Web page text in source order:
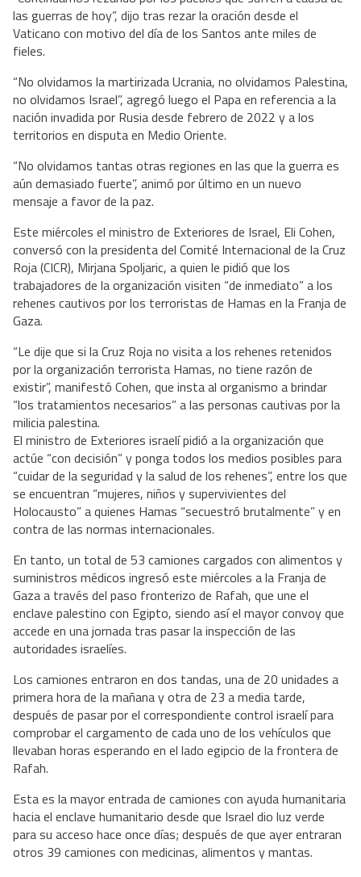
las guerras de hoy”, dijo tras rezar la oración desde el
Vaticano con motivo del día de los Santos ante miles de
fieles.
“No olvidamos la martirizada Ucrania, no olvidamos Palestina,
no olvidamos Israel”, agregó luego el Papa en referencia a la
nación invadida por Rusia desde febrero de 2022 y a los
territorios en disputa en Medio Oriente.
“No olvidamos tantas otras regiones en las que la guerra es
aún demasiado fuerte”, animó por último en un nuevo
mensaje a favor de la paz.
Este miércoles el ministro de Exteriores de Israel, Eli Cohen,
conversó con la presidenta del Comité Internacional de la Cruz
Roja (CICR), Mirjana Spoljaric, a quien le pidió que los
trabajadores de la organización visiten “de inmediato” a los
rehenes cautivos por los terroristas de Hamas en la Franja de
Gaza.
“Le dije que si la Cruz Roja no visita a los rehenes retenidos
por la organización terrorista Hamas, no tiene razón de
existir”, manifestó Cohen, que insta al organismo a brindar
“los tratamientos necesarios” a las personas cautivas por la
milicia palestina.
El ministro de Exteriores israelí pidió a la organización que
actúe “con decisión” y ponga todos los medios posibles para
“cuidar de la seguridad y la salud de los rehenes”, entre los que
se encuentran “mujeres, niños y supervivientes del
Holocausto” a quienes Hamas “secuestró brutalmente” y en
contra de las normas internacionales.
En tanto, un total de 53 camiones cargados con alimentos y
suministros médicos ingresó este miércoles a la Franja de
Gaza a través del paso fronterizo de Rafah, que une el
enclave palestino con Egipto, siendo así el mayor convoy que
accede en una jornada tras pasar la inspección de las
autoridades israelíes.
Los camiones entraron en dos tandas, una de 20 unidades a
primera hora de la mañana y otra de 23 a media tarde,
después de pasar por el correspondiente control israelí para
comprobar el cargamento de cada uno de los vehículos que
llevaban horas esperando en el lado egipcio de la frontera de
Rafah.
Esta es la mayor entrada de camiones con ayuda humanitaria
hacia el enclave humanitario desde que Israel dio luz verde
para su acceso hace once días; después de que ayer entraran
otros 39 camiones con medicinas, alimentos y mantas.